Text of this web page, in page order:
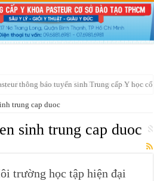
bấm huyệt học thứ 7 chủ nhật tại Sài Gòn
trung cap duoc
sinh trung cap duoc
trường học tập hiện đại